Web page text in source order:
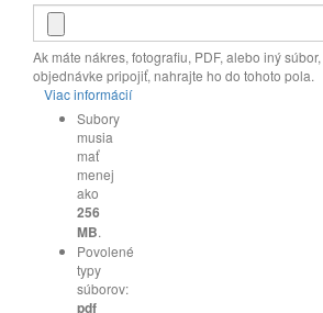
Ak máte nákres, fotografiu, PDF, alebo iný
objednávke pripojiť, nahrajte ho do tohoto pola.
Viac informácií
Subory
musia
mať
menej
ako
256
MB.
Povolené
typy
súborov:
pdf